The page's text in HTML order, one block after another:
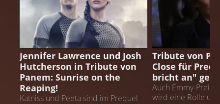
DIE TRIBUTE VON PANEM:
SUNRISE ON THE REAPING
Jennifer Lawrence und Josh
Hutcherson in Tribute von
Panem: Sunrise on the
Reaping!
Katniss und Peeta sind im Prequel
TRIBUTE VON
Tribute von
Close für
bricht an"
Auch Emmy-
wird eine Rolle